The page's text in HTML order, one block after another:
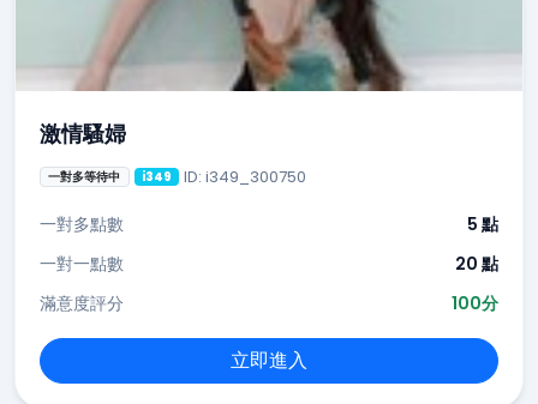
激情騷婦
一對多等待中 i349 ID: i349_300750
一對多點數
5 點
一對一點數
20 點
滿意度評分
100分
立即進入